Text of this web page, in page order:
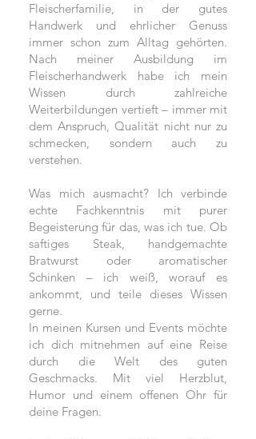
Fleischerfamilie, in der gutes
Handwerk und ehrlicher Genuss
immer schon zum Alltag gehörten.
Nach meiner Ausbildung im
Fleischerhandwerk habe ich mein
Wissen durch zahlreiche
Weiterbildungen vertieft – immer mit
dem Anspruch, Qualität nicht nur zu
schmecken, sondern auch zu
verstehen.
Was mich ausmacht? Ich verbinde
echte Fachkenntnis mit purer
Begeisterung für das, was ich tue. Ob
saftiges Steak, handgemachte
Bratwurst oder aromatischer
Schinken – ich weiß, worauf es
ankommt, und teile dieses Wissen
gerne.
In meinen Kursen und Events möchte
ich dich mitnehmen auf eine Reise
durch die Welt des guten
Geschmacks. Mit viel Herzblut,
Humor und einem offenen Ohr für
deine Fragen.